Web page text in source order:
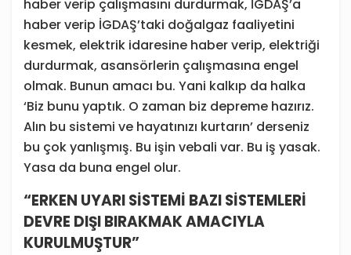
haber verip çalışmasını durdurmak, İGDAŞ’a
haber verip İGDAŞ’taki doğalgaz faaliyetini
kesmek, elektrik idaresine haber verip, elektriği
durdurmak, asansörlerin çalışmasına engel
olmak. Bunun amacı bu. Yani kalkıp da halka
‘Biz bunu yaptık. O zaman biz depreme hazırız.
Alın bu sistemi ve hayatınızı kurtarın’ derseniz
bu çok yanlışmış. Bu işin vebali var. Bu iş yasak.
Yasa da buna engel olur.
“ERKEN UYARI SİSTEMİ BAZI SİSTEMLERİ
DEVRE DIŞI BIRAKMAK AMACIYLA
KURULMUŞTUR”